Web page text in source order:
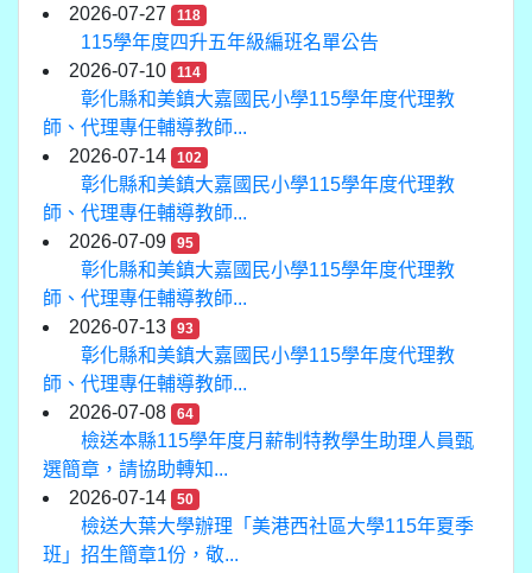
2026-07-27
118
115學年度四升五年級編班名單公告
2026-07-10
114
彰化縣和美鎮大嘉國民小學115學年度代理教
師、代理專任輔導教師...
2026-07-14
102
彰化縣和美鎮大嘉國民小學115學年度代理教
師、代理專任輔導教師...
2026-07-09
95
彰化縣和美鎮大嘉國民小學115學年度代理教
師、代理專任輔導教師...
2026-07-13
93
彰化縣和美鎮大嘉國民小學115學年度代理教
師、代理專任輔導教師...
2026-07-08
64
檢送本縣115學年度月薪制特教學生助理人員甄
選簡章，請協助轉知...
2026-07-14
50
檢送大葉大學辦理「美港西社區大學115年夏季
班」招生簡章1份，敬...